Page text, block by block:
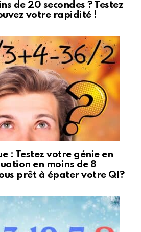
de 20 secondes ? Testez
votre rapidité !
: Testez votre génie en
en moins de 8
prêt à épater votre QI?